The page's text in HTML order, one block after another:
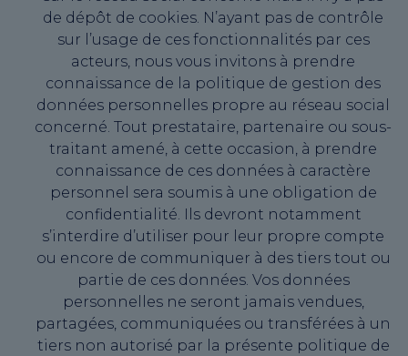
de dépôt de cookies. N’ayant pas de contrôle
sur l’usage de ces fonctionnalités par ces
acteurs, nous vous invitons à prendre
connaissance de la politique de gestion des
données personnelles propre au réseau social
concerné. Tout prestataire, partenaire ou sous-
traitant amené, à cette occasion, à prendre
connaissance de ces données à caractère
personnel sera soumis à une obligation de
confidentialité. Ils devront notamment
s’interdire d’utiliser pour leur propre compte
ou encore de communiquer à des tiers tout ou
partie de ces données. Vos données
personnelles ne seront jamais vendues,
partagées, communiquées ou transférées à un
tiers non autorisé par la présente politique de